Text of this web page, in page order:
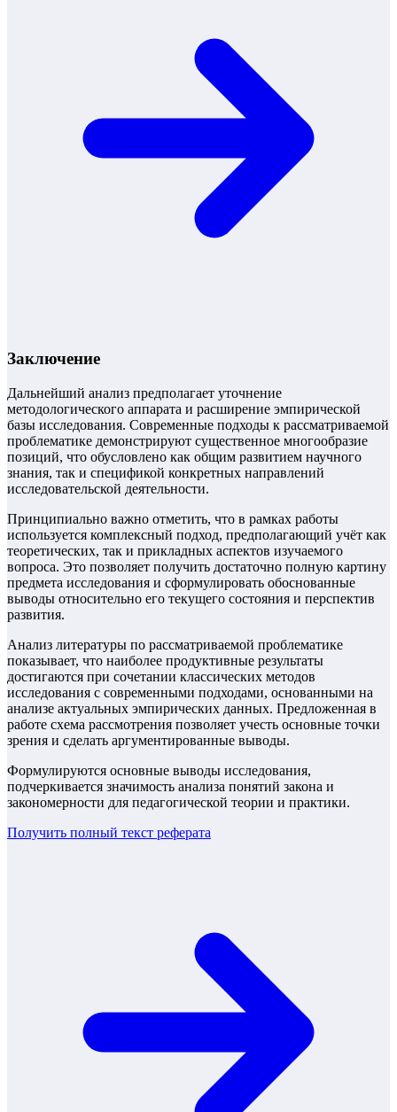
Заключение
Дальнейший анализ предполагает уточнение
методологического аппарата и расширение эмпирической
базы исследования. Современные подходы к рассматриваемой
проблематике демонстрируют существенное многообразие
позиций, что обусловлено как общим развитием научного
знания, так и спецификой конкретных направлений
исследовательской деятельности.
Принципиально важно отметить, что в рамках работы
используется комплексный подход, предполагающий учёт как
теоретических, так и прикладных аспектов изучаемого
вопроса. Это позволяет получить достаточно полную картину
предмета исследования и сформулировать обоснованные
выводы относительно его текущего состояния и перспектив
развития.
Анализ литературы по рассматриваемой проблематике
показывает, что наиболее продуктивные результаты
достигаются при сочетании классических методов
исследования с современными подходами, основанными на
анализе актуальных эмпирических данных. Предложенная в
работе схема рассмотрения позволяет учесть основные точки
зрения и сделать аргументированные выводы.
Формулируются основные выводы исследования,
подчеркивается значимость анализа понятий закона и
закономерности для педагогической теории и практики.
Получить полный текст реферата